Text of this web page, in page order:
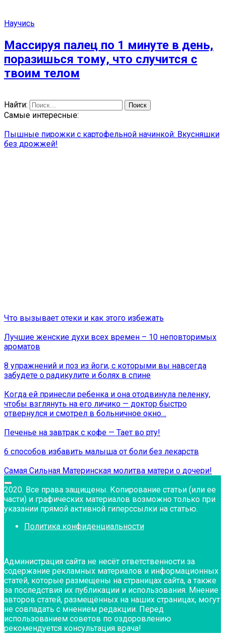
Научись
Массируя палец по 1 минуте в день,
поразишься тому, что случится с
твоим телом
Найти:
Самые интересные:
Пышные пирожки с картофельной начинкой: Вкусняшки
без дрожжей!
Что вызывает отеки и как этого избежать
Лучшие женские духи всех времен – 10 неповторимых
ароматов
8 упражнений и поз из йоги, с которыми вы навсегда
забудете о радикулите и болях в спине
Когда ей принесли ребенка и она отодвинула пеленку,
чтобы взглянуть на его личико — доктор быстро
отвернулся и смотрел в больничное окно…
Печенье на завтрак с кофе — Тает во рту!
6 способов избавить малыша от боли без лекарств
Самая Сильная Материнская молитва матери о дочери!
2020. Все права защищены. Копирование статьи (или ее
части) и графических материалов возможно только при
указании прямой активной гиперссылки на статью.
Политика конфиденциальности
Администрация сайта не несёт ответственности за
содержание рекламных материалов и информационных
статей, которые размещены на страницах сайта, а также
за последствия их публикации и использования. Мнение
авторов статей, размещённых на наших страницах, могут
не совпадать с мнением редакции. Перед
использованием советов по оздоровлению
рекомендуется консультация врача!